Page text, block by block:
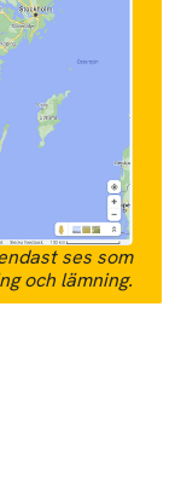
ses som
och lämning.